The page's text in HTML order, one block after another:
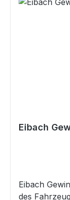
inkl. Verstellschlüssel
Eibach
Eibach
des